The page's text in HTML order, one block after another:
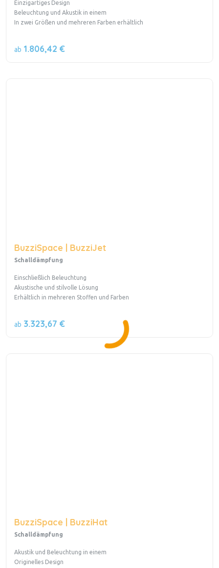
Einzigartiges Design
Beleuchtung und Akustik in einem
In zwei Größen und mehreren Farben erhältlich
ab 1.806,42 €
BuzziSpace | BuzziJet
Schalldämpfung
Einschließlich Beleuchtung
Akustische und stilvolle Lösung
Erhältlich in mehreren Stoffen und Farben
ab 3.323,67 €
BuzziSpace | BuzziHat
Schalldämpfung
Akustik und Beleuchtung in einem
Originelles Design